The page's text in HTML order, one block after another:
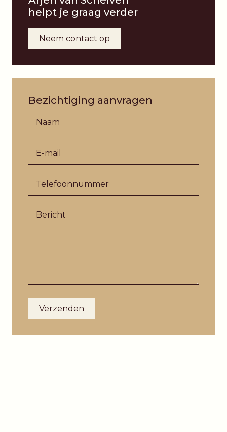
helpt je graag verder
Neem contact op
Bezichtiging aanvragen
Naam
E-mail *(verplicht)
Telefoonnummer
Bericht
Verzenden